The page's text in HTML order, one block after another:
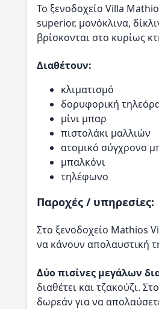
Το ξενοδοχείο Villa
superior, μονόκλινα,
βρίσκονται στο κυρίως
Διαθέτουν:
κλιματισμό
δορυφορική
μίνι μπαρ
πιστολάκι μαλλιών
ατομικό σύγχρονο
μπαλκόνι
τηλέφωνο
Παροχές / υπηρεσίες:
Στο ξενοδοχείο Mathios
να κάνουν απολαυστική
Δύο πισίνες μεγάλων
διαθέτει και τζακούζι.
δωρεάν για να